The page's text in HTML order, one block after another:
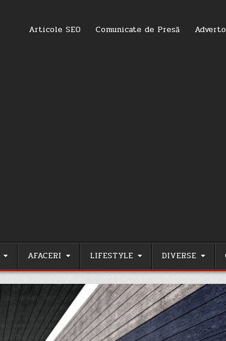
Articole SEO Comunicate de Presă
AFACERI LIFESTYLE DIVERSE